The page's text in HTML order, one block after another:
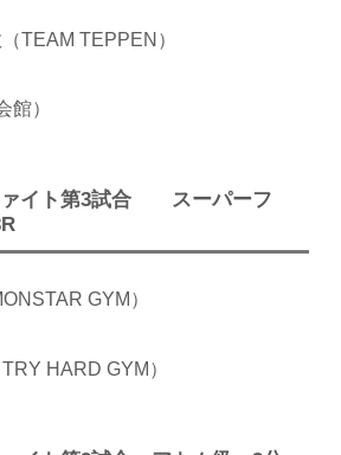
TEAM TEPPEN）
）
ァイト第3試合 スーパーフ
GYM）
HARD GYM）